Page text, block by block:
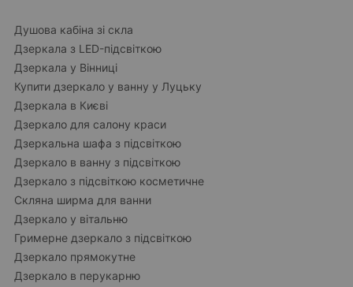
Душова кабіна зі скла
Дзеркала з LED-підсвіткою
Дзеркала у Вінниці
Купити дзеркало у ванну у Луцьку
Дзеркала в Києві
Дзеркало для салону краси
Дзеркальна шафа з підсвіткою
Дзеркало в ванну з підсвіткою
Дзеркало з підсвіткою косметичне
Скляна ширма для ванни
Дзеркало у вітальню
Гримерне дзеркало з підсвіткою
Дзеркало прямокутне
Дзеркало в перукарню